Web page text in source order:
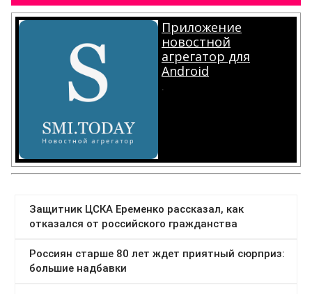
Приложение
новостной
агрегатор для
Android
.